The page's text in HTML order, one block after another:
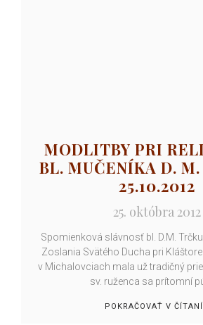
MODLITBY PRI
BL. MUČENÍKA D.
25.10.2012
25. októbra 2012
Spomienková slávnosť bl. D.M.
Zoslania Svätého Ducha pri
v Michalovciach mala už tradičný
sv. ruženca sa prítomní
POKRAČOVAŤ V